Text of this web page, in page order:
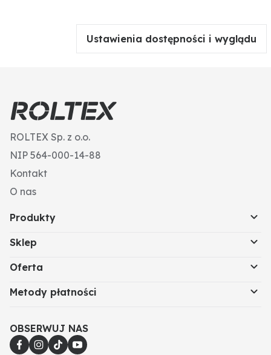
Ustawienia dostępności i wyglądu
ROLTEX Sp. z o.o.
NIP 564-000-14-88
Kontakt
O nas
Produkty
Sklep
Oferta
Metody płatności
OBSERWUJ NAS